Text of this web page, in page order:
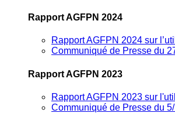
Rapport AGFPN 2024
Rapport AGFPN 2024 sur
Communiqué de Presse du
Rapport AGFPN 2023
Rapport AGFPN 2023 sur
Communiqué de Presse du